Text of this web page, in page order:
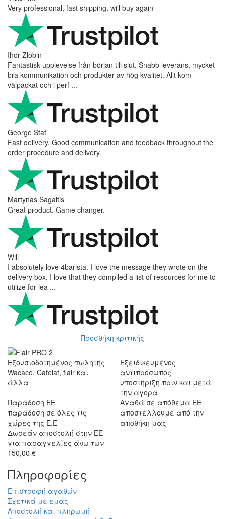
Very professional, fast shipping, will buy again
Ihor Zlobin
Fantastisk upplevelse från början till slut. Snabb leverans, mycket
bra kommunikation och produkter av hög kvalitet. Allt kom
välpackat och i perf ...
George Staf
Fast delivery. Good communication and feedback throughout the
order procedure and delivery.
Martynas Sagaitis
Great product. Game changer.
Will
I absolutely love 4barista. I love the message they wrote on the
delivery box. I love that they compiled a list of resources for me to
utilize for lea ...
Προσθήκη κριτικής
Εξουσιοδοτημένος πωλητής
Wacaco, Cafelat, flair και
άλλα
Εξειδικευμένος
αντιπρόσωπος
υποστήριξη πριν και μετά
την αγορά
Παράδοση ΕΕ
παράδοση σε όλες τις
χώρες της Ε.Ε
Αγαθά σε απόθεμα ΕΕ
αποστέλλουμε από την
αποθήκη μας
Δωρεάν αποστολή στην ΕΕ
για παραγγελίες άνω των
150,00 €
Πληροφορίες
Επιστροφή αγαθών
Σχετικά με εμάς
Αποστολή και πληρωμή